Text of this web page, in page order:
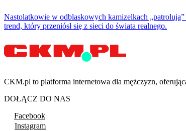
Nastolatkowie w odblaskowych kamizelkach
trend, który przeniósł się z sieci do świata realnego.
CKM.pl to platforma internetowa dla mężczyzn,
DOŁĄCZ DO NAS
Facebook
Instagram